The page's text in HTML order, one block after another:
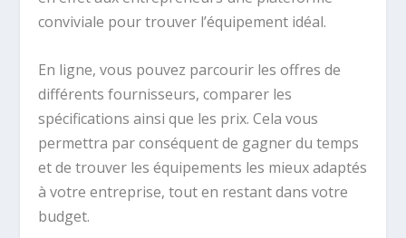
conviviale pour trouver l’équipement idéal.
En ligne, vous pouvez parcourir les offres de
différents fournisseurs, comparer les
spécifications ainsi que les prix. Cela vous
permettra par conséquent de gagner du temps
et de trouver les équipements les mieux adaptés
à votre entreprise, tout en restant dans votre
budget.